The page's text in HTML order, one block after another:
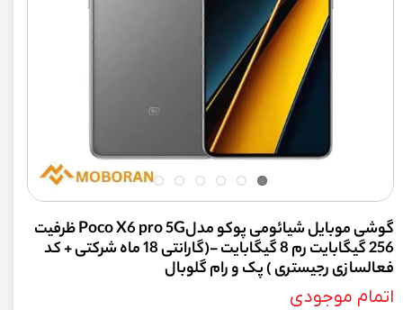
گوشی موبايل شیائومی پوکو مدلPoco X6 pro 5G ظرفیت
256 گیگابایت رم 8 گیگابایت -(گارانتی 18 ماه شرکتی + کد
فعالسازی رجیستری ) پک و رام گلوبال
اتمام موجودی